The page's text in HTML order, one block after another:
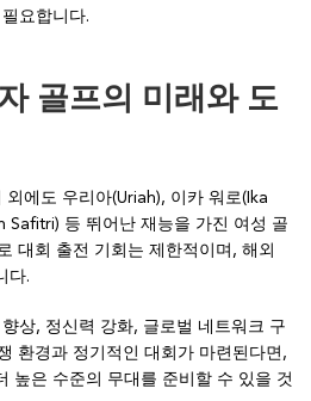
요합니다.
골프의 미래와 도
에도 우리아(Uriah), 이카 워로(Ika
Safitri) 등 뛰어난 재능을 가진 여성 골
대회 출전 기회는 제한적이며, 해외
다.
상, 정신력 강화, 글로벌 네트워크 구
환경과 정기적인 대회가 마련된다면,
높은 수준의 무대를 준비할 수 있을 것